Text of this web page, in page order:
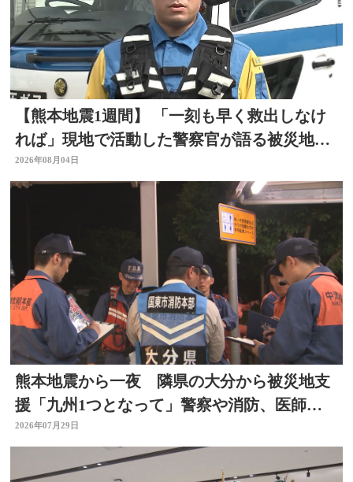
【熊本地震1週間】 「一刻も早く救出しなけ
れば」現地で活動した警察官が語る被災地の
状況 大分
2026年08月04日
熊本地震から一夜 隣県の大分から被災地支
援「九州1つとなって」警察や消防、医師、
看護師、水道局など
2026年07月29日